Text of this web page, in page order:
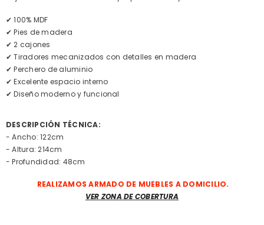
✔ 100% MDF
✔ Pies de madera
✔ 2 cajones
✔ Tiradores mecanizados con detalles en madera
✔ Perchero de aluminio
✔ Excelente espacio interno
✔ Diseño moderno y funcional
DESCRIPCIÓN TÉCNICA:
- Ancho: 122cm
- Altura: 214cm
- Profundidad: 48cm
REALIZAMOS ARMADO DE MUEBLES A DOMICILIO.
VER ZONA DE COBERTURA